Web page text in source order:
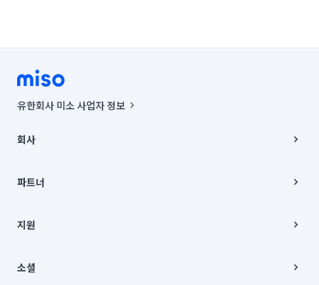
유한회사 미소 사업자 정보
00019 |
주소 | 본사: 서울특별시 종로구 율곡로 6(중학동, 트윈트리빌딩) B동 5층
컨택센터 : 서울특별시 종로구 수송동 율곡로 24, 7층, 8층 미소
상품, 상품정보, 거래에 관한 의무와 책임은 거래당사자에게 있습니다.
언론 보도 관련 문의:
© 유한회사 미소. Miso, Inc. All Rights Reserved.
회사
채용
파트너
이사
지원
이용약관
소셜